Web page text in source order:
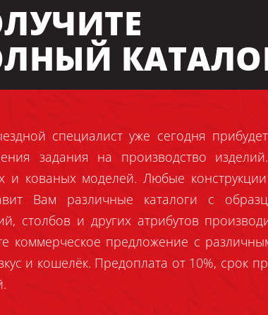
специалист уже сегодня
задания на производство
и кованых моделей. Любые
Вам различные каталоги с
столбов и других атрибутов
коммерческое предложение с
и кошелёк. Предоплата от 10%, срок